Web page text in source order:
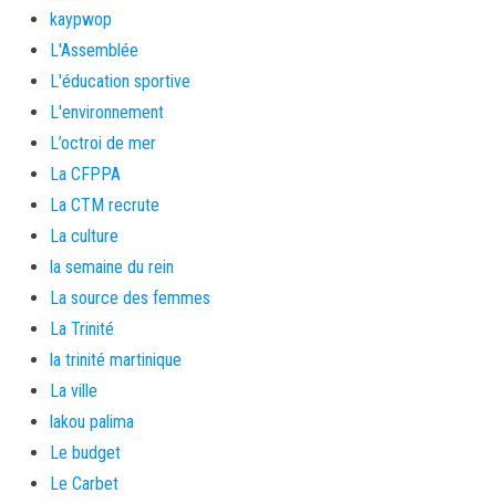
kaypwop
L'Assemblée
L'éducation sportive
L'environnement
L’octroi de mer
La CFPPA
La CTM recrute
La culture
la semaine du rein
La source des femmes
La Trinité
la trinité martinique
La ville
lakou palima
Le budget
Le Carbet